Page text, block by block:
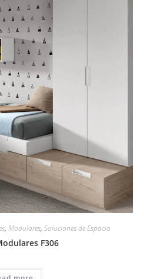
, Modulares, Soluciones de Espacio
F306